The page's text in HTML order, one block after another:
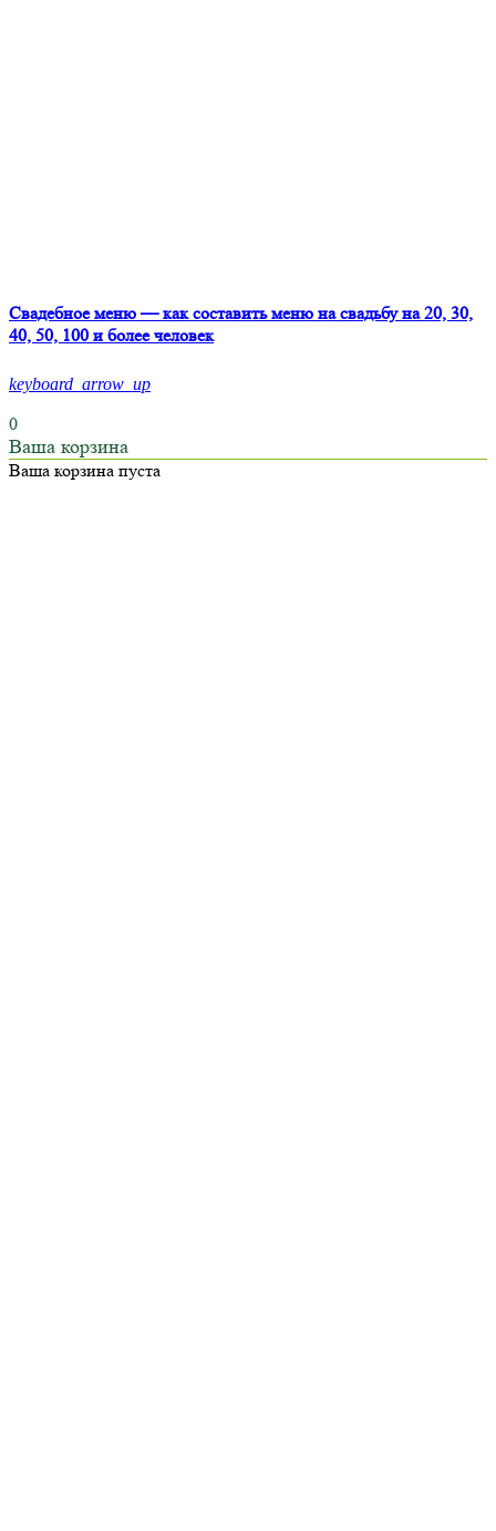
Свадебное меню — как составить меню на свадьбу на 20, 30,
40, 50, 100 и более человек
keyboard_arrow_up
0
Ваша корзина
Ваша корзина пуста